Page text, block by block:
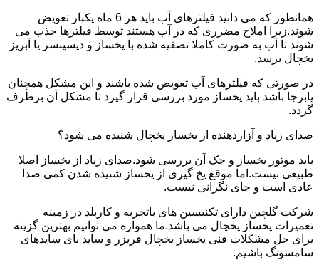
همانطور که می دانید فیلترهای آب باید هر 6 ماه یکبار تعویض
شوند.زیرا املاح مضرری که در آب هستند توسط فیلترها جذب می
شوند تا آب به صورت کاملا تصفیه شده با یخساز و دیسپنسر یا آبریز
یخچال برسد.
در صورتی که فیلترهای آب تعویض شده باشند و این مشکل همچنان
پابرجا باشد باید یخساز مورد بررسی قرار گیرد تا مشکل آن برطرف
گردد.
صدای زیاد و آزاردهنده از یخساز یخچال شنیده می شود؟
باید موتور یخساز و جک آن بررسی شود.صدای زیاد از یخساز اصلا
طبیعی نیست.اما موقع یخ گیری از یخساز شنیده شدن کمی صدا
عادی است و جای نگرانی نیست.
شرکت گلچین دارای تکنیسین های باتجربه و کاربلد در زمینه
تعمیرات یخساز یخچال می باشد.ما همواره می توانیم بهترین گزینه
برای حل مشکلات فنی یخساز یخچال فریزر و ساید بای سایدهای
سامسونگ باشیم.